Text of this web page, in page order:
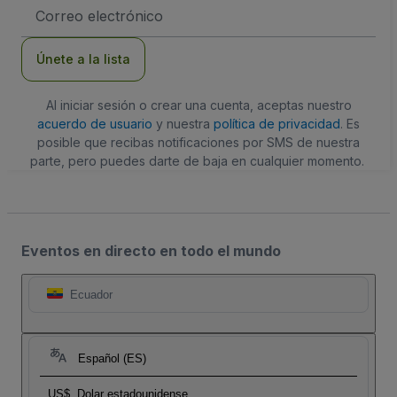
de
Únete a la lista
Al iniciar sesión o crear una cuenta, aceptas nuestro
acuerdo de usuario y nuestra política de privacidad. Es
posible que recibas notificaciones por SMS de nuestra
parte, pero puedes darte de baja en cualquier momento.
Eventos en directo en todo el mundo
Ecuador
Español (ES)
US$ Dolar estadounidense